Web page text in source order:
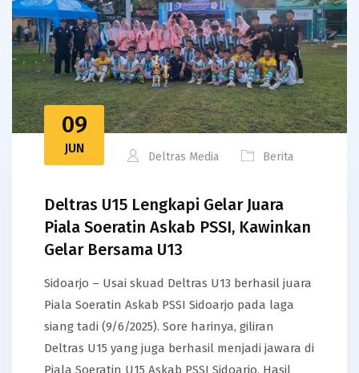
09
JUN
Deltras Media Berita
Deltras U15 Lengkapi Gelar Juara
Piala Soeratin Askab PSSI, Kawinkan
Gelar Bersama U13
Sidoarjo – Usai skuad Deltras U13 berhasil juara
Piala Soeratin Askab PSSI Sidoarjo pada laga
siang tadi (9/6/2025). Sore harinya, giliran
Deltras U15 yang juga berhasil menjadi jawara di
Piala Soeratin U15 Askab PSSI Sidoarjo. Hasil